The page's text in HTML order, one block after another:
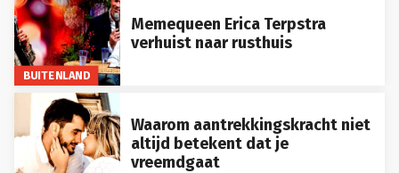
BUITENLAND
Memequeen Erica Terpstra
verhuist naar rusthuis
Waarom aantrekkingskracht niet
altijd betekent dat je
vreemdgaat